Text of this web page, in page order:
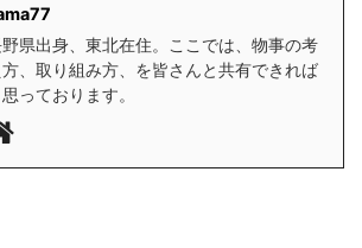
県出身、東北在住。ここでは、物事の考
方、取り組み方、を皆さんと共有できれば
思っております。